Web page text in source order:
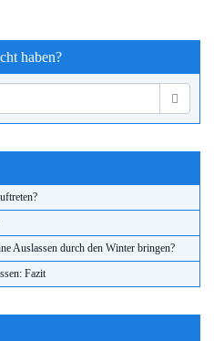
haben?
Auslassen durch den Winter bringen?
Fazit